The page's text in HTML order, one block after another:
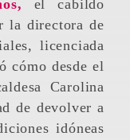
el cabildo
la directora de
licenciada
cómo desde el
Carolina
de devolver a
idóneas